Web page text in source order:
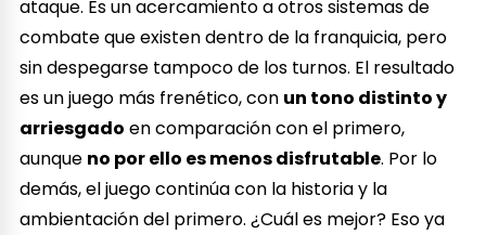
ataque. Es un acercamiento a otros sistemas de
combate que existen dentro de la franquicia, pero
sin despegarse tampoco de los turnos. El resultado
es un juego más frenético, con un tono distinto y
arriesgado en comparación con el primero,
aunque no por ello es menos disfrutable. Por lo
demás, el juego continúa con la historia y la
ambientación del primero. ¿Cuál es mejor? Eso ya